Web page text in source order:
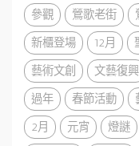
參觀
鶯歌老街
新櫃登場
12月
藝術文創
文藝復興
過年
春節活動
2月
元宵 燈謎